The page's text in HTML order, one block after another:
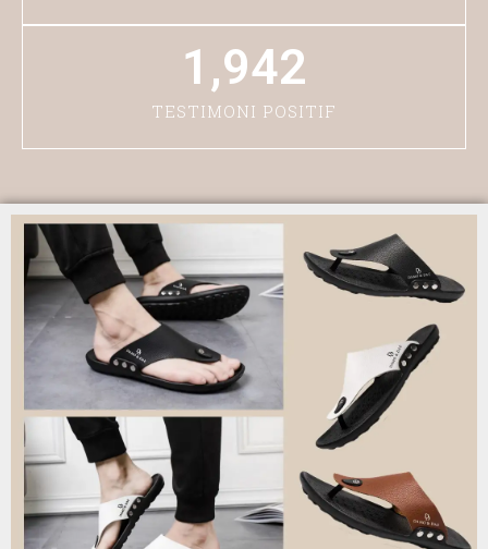
1,942
TESTIMONI POSITIF